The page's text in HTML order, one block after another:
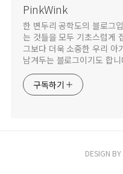
PinkWink
한 변두리 공학도의 블로그
는 것들을 모두 기초스럽게
그보다 더욱 소중한 우리 아
남겨두는 블로그이기도 합니
구독하기
DESIGN BY